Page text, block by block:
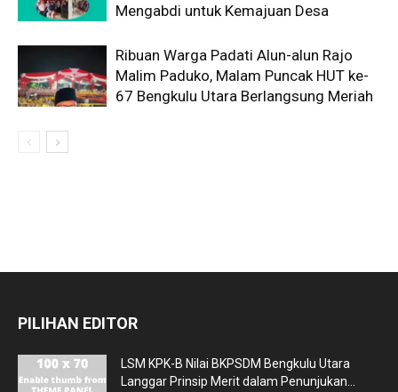
Mengabdi untuk Kemajuan Desa
Ribuan Warga Padati Alun-alun Rajo
Malim Paduko, Malam Puncak HUT ke-
67 Bengkulu Utara Berlangsung Meriah
PILIHAN EDITOR
LSM KPK-B Nilai BKPSDM Bengkulu Utara
Langgar Prinsip Merit dalam Penunjukan...